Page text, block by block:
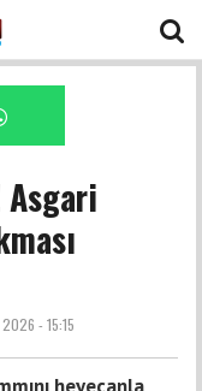
Asgari
- 15:15